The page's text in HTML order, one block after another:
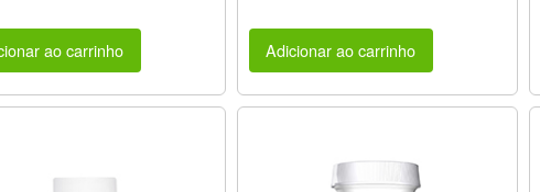
ao carrinho Adicionar ao carrinho